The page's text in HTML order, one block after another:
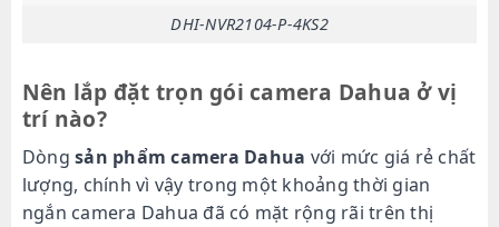
DHI-NVR2104-P-4KS2
Nên lắp đặt trọn gói camera Dahua ở vị
trí nào?
Dòngsản phẩm camera Dahua với mức giá rẻ chất
lượng, chính vì vậy trong một khoảng thời gian
ngắn camera Dahua đã có mặt rộng rãi trên thị